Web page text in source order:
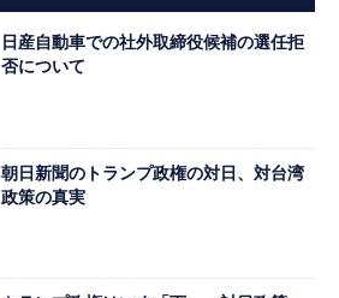
日産自動車での社外取締役候補の選任拒
否について
朝日新聞のトランプ政権の対日、対台湾
政策の真実